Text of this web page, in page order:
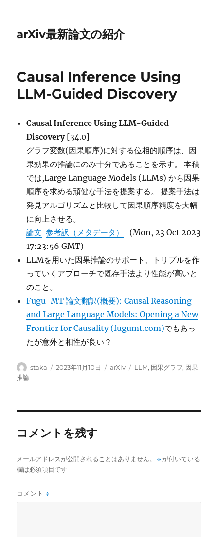
arXiv最新論文の紹介
Causal Inference Using
LLM-Guided Discovery
Causal Inference Using LLM-Guided
Discovery [34.0]
グラフ変数(因果順序)に対する位相的順序は、因
果効果の推論にのみ十分であることを示す。 本稿
では,Large Language Models (LLMs) から因果
順序を求める頑健な手法を提案する。 提案手法は
発見アルゴリズムと比較して因果順序精度を大幅
に向上させる。
論文 参考訳（メタデータ）
(Mon, 23 Oct 2023
17:23:56 GMT)
LLMを用いた因果推論のサポート、トリプルを作
っていくアプローチで既存手法より性能が高いと
のこと。
Fugu-MT 論文翻訳(概要): Causal Reasoning
and Large Language Models: Opening a New
Frontier for Causality (fugumt.com)でもあっ
たが意外と相性が良い？
投
staka
投
2023年11月10日
カ
arXiv
タ
LLM, 因果グラフ, 因果
推論
コメントを残す
メールアドレスが公開されることはありません。 ※ が付いている
欄は必須項目です
コメント※